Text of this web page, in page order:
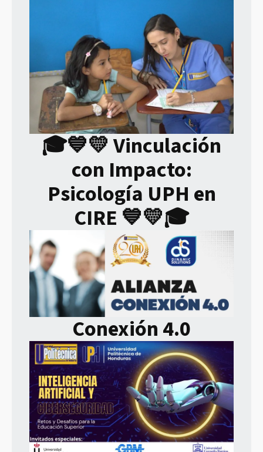
🎓💙💛 Vinculación
con Impacto:
Psicología UPH en
CIRE 💙💛🎓
Conexión 4.0